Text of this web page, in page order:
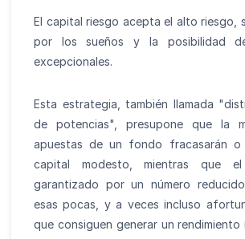
El capital riesgo acepta el alto riesgo,
por los sueños y la posibilidad de
excepcionales.
Esta estrategia, también llamada
de potencias", presupone que la
apuestas de un fondo fracasarán o
capital modesto, mientras que
garantizado por un número reducido
esas pocas, y a veces incluso
que consiguen generar un rendimiento